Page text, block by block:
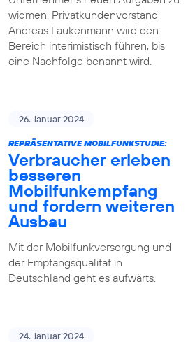
widmen. Privatkundenvorstand
Andreas Laukenmann wird den
Bereich interimistisch führen, bis
eine Nachfolge benannt wird.
26. Januar 2024
REPRÄSENTATIVE MOBILFUNKSTUDIE:
Verbraucher erleben
besseren
Mobilfunkempfang
und fordern weiteren
Ausbau
Mit der Mobilfunkversorgung und
der Empfangsqualität in
Deutschland geht es aufwärts.
24. Januar 2024